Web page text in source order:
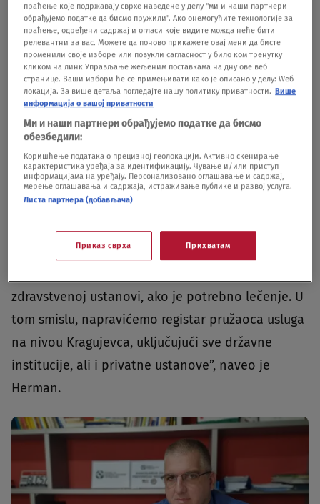
Foto:Shutterstock |Foto:Shutterstock
Objasnio je da će Kancelarija raditi u tri pravca i
da osim savetodavnog i terapeutskog rada sa
podrazumeva, kako je rekao i uključivanje
celokupne zajednice.“Kroz prvi korak, uz
neposredne aktivnosti sa pojedincima koji se
obrate za pomoć, sarađivaćemo i sa drugim
organizacijama. U situacijama kada prepoznamo
da je problem veći, ohrabrivaćemo ljude da se
zdravstvenoj ustanovi, ako je potrebno lečenje. U
tom smislu, napravićemo registar pružaoca usluga
na nivou Kragujevca, uključujući sve državne
institucije, ali i privatne ustanove”, naveo je
Herman.
праћење које подржавају сврхе наведене у делу "ми и наши партнери
обрађујемо податке да бисмо пружили". Ако онемогућите технологије за
праћење, одређени садржај и огласи које видите можда неће бити
релевантни за вас. Можете да поново прикажете овај мени да бисте
променили своје изборе или повукли сагласност у било ком тренутку
кликом на линк Управљање жељеним поставкама на дну ове веб
странице. Ваши избори ће се примењивати како је описано у делу: Wеб
локација. За више детаља погледајте нашу политику приватности. Више
информација о вашој приватности
Ми и наши партнери обрађујемо податке да бисмо
обезбедили:
Коришћење података о прецизној геолокацији. Активно скенирање
карактеристика уређаја за идентификацију. Чување и/или приступ
информацијама на уређају. Персонализовано оглашавање и садржај,
мерење оглашавања и садржаја, истраживање публике и развој услуга.
Листа партнера (добављача)
Приказ сврха Прихватам